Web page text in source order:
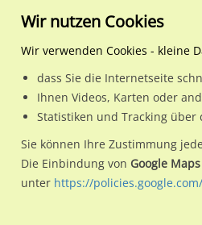
Wähle den
Wir nutzen Cookies
Wir verwenden Cookies - kleine
dass Sie die Internetseite
Ihnen Videos, Karten oder
Statistiken und Tracking
Sie können Ihre Zustimmung
Die Einbindung von Google
unter https://